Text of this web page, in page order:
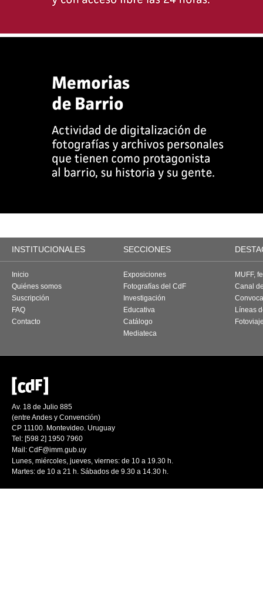
INSTITUCIONALES SECCIONES
Inicio
Quiénes somos
Suscripción
FAQ
Contacto
Exposiciones
Fotografías del CdF
Investigación
Educativa
Catálogo
Mediateca
MUFF,
Canal
Líneas
Av. 18 de Julio 885
(entre Andes y Convención)
CP 11100. Montevideo. Uruguay
Tel: [598 2] 1950 7960
Mail: CdF@imm.gub.uy
Lunes, miércoles, jueves, viernes: de 10 a 19.30 h.
Martes: de 10 a 21 h. Sábados de 9.30 a 14.30 h.